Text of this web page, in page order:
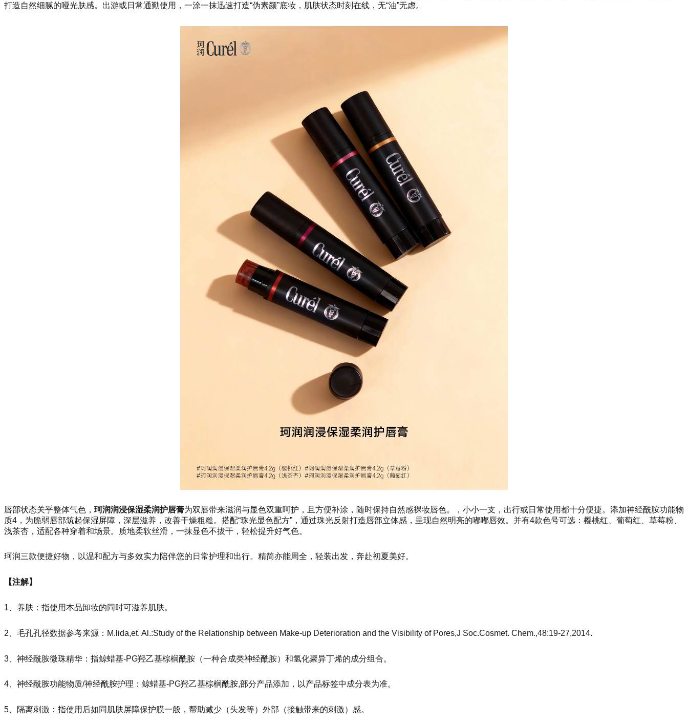
打造自然细腻的哑光肤感。出游或日常通勤使用，一涂一抹迅速打造“伪素颜”底妆， 肌肤状态时刻在线，无“油”无虑。
唇部状态关乎整体气色， 珂润润浸保湿柔润护唇膏为双唇带来滋润与显色双重呵护，且方便补涂，随时保持自然感裸妆唇色。，小小一支，出行或日常使用都十分便捷。添加神经酰胺功能物
质4，为脆弱唇部筑起保湿屏障，深层滋养，改善干燥粗糙。搭配“珠光显色配方”，通过珠光反射打造唇部立体感，呈现自然明亮的嘟嘟唇效。并有4款色号可选：樱桃红、葡萄红、草莓粉、
浅茶杏，适配各种穿着和场景。质地柔软丝滑，一抹显色不拔干，轻松提升好气色。
珂润三款便捷好物，以温和配方与多效实力陪伴您的日常护理和出行。精简亦能周全，轻装出发，奔赴初夏美好。
【注解】
1、养肤：指使用本品卸妆的同时可滋养肌肤。
2、毛孔孔径数据参考来源：M.lida,et. Al.:Study of the Relationship between Make-up Deterioration and the Visibility of Pores,J Soc.Cosmet. Chem.,48:19-27,2014.
3、神经酰胺微珠精华： 指鲸蜡基-PG羟乙基棕榈酰胺（一种合成类神经酰胺）和氢化聚异丁烯的成分组合。
4、神经酰胺功能物质/神经酰胺护理：鲸蜡基-PG羟乙基棕榈酰胺,部分产品添加，以产品标签中成分表为准。
5、隔离刺激：指使用后如同肌肤屏障保护膜一般，帮助减少（头发等）外部（接触带来的刺激）感。